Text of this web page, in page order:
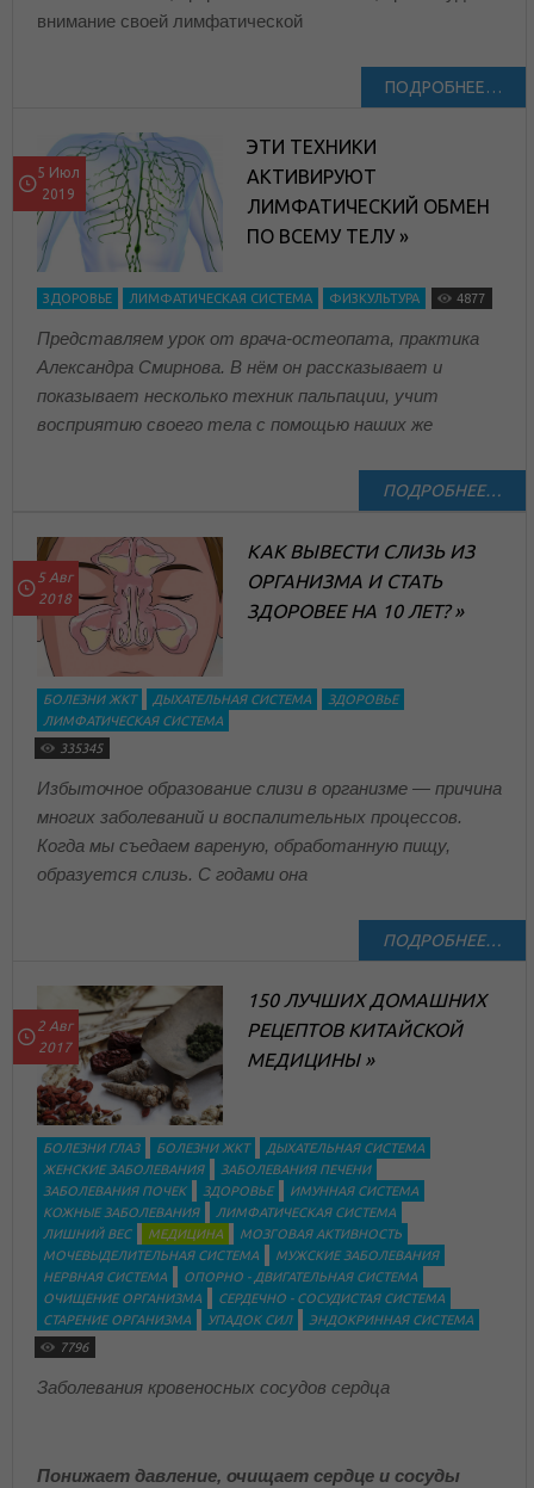
внимание своей лимфатической
ПОДРОБНЕЕ…
5 Июл
2019
ЭТИ ТЕХНИКИ
АКТИВИРУЮТ
ЛИМФАТИЧЕСКИЙ ОБМЕН
ПО ВСЕМУ ТЕЛУ »
ЗДОРОВЬЕ ЛИМФАТИЧЕСКАЯ СИСТЕМА ФИЗКУЛЬТУРА 4877
Представляем урок от врача-остеопата, практика
Александра Смирнова. В нём он рассказывает и
показывает несколько техник пальпации, учит
восприятию своего тела с помощью наших же
ПОДРОБНЕЕ…
5 Авг
2018
КАК ВЫВЕСТИ СЛИЗЬ ИЗ
ОРГАНИЗМА И СТАТЬ
ЗДОРОВЕЕ НА 10 ЛЕТ? »
БОЛЕЗНИ ЖКТ ДЫХАТЕЛЬНАЯ СИСТЕМА
ЗДОРОВЬЕ
ЛИМФАТИЧЕСКАЯ СИСТЕМА
335345
Избыточное образование слизи в организме — причина
многих заболеваний и воспалительных процессов.
Когда мы съедаем вареную, обработанную пищу,
образуется слизь. С годами она
ПОДРОБНЕЕ…
2 Авг
2017
150 ЛУЧШИХ ДОМАШНИХ
РЕЦЕПТОВ КИТАЙСКОЙ
МЕДИЦИНЫ »
БОЛЕЗНИ ГЛАЗ БОЛЕЗНИ ЖКТ
ДЫХАТЕЛЬНАЯ СИСТЕМА
ЖЕНСКИЕ ЗАБОЛЕВАНИЯ
ЗАБОЛЕВАНИЯ ПЕЧЕНИ
ЗАБОЛЕВАНИЯ ПОЧЕК
ЗДОРОВЬЕ
ИМУННАЯ СИСТЕМА
КОЖНЫЕ ЗАБОЛЕВАНИЯ
ЛИМФАТИЧЕСКАЯ СИСТЕМА
ЛИШНИЙ ВЕС
МЕДИЦИНА
МОЗГОВАЯ АКТИВНОСТЬ
МОЧЕВЫДЕЛИТЕЛЬНАЯ СИСТЕМА
МУЖСКИЕ ЗАБОЛЕВАНИЯ
НЕРВНАЯ СИСТЕМА
ОПОРНО - ДВИГАТЕЛЬНАЯ СИСТЕМА
ОЧИЩЕНИЕ ОРГАНИЗМА
СЕРДЕЧНО - СОСУДИСТАЯ СИСТЕМА
СТАРЕНИЕ ОРГАНИЗМА
УПАДОК СИЛ
ЭНДОКРИННАЯ СИСТЕМА
7796
Заболевания кровеносных сосудов сердца
Понижает давление, очищает сердце и сосуды